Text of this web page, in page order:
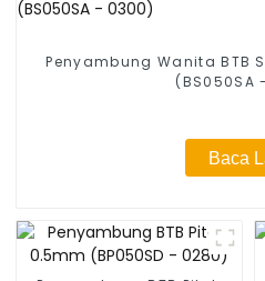
Penyambung Wanita BTB
(BS050SA
Baca